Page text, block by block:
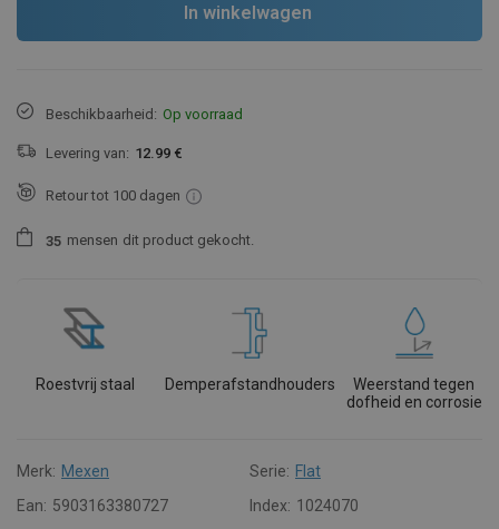
In winkelwagen
Beschikbaarheid: Op voorraad
Levering van: 12.99 €
Retour tot 100 dagen
35 mensen dit product gekocht.
Roestvrij staal Demperafstandhouders
Weerstand tegen
dofheid en corrosie
Merk: Mexen Serie: Flat
Ean: 5903163380727 Index: 1024070